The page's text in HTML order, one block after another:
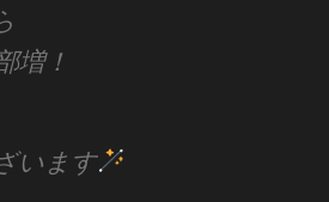
増！
います